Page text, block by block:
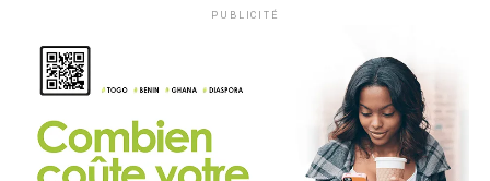
PUBLICITÉ